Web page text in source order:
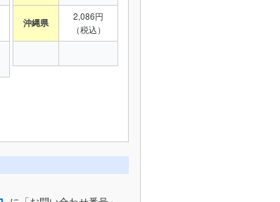
沖縄県
2,086円
（税込）